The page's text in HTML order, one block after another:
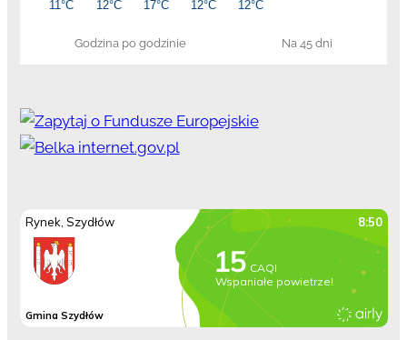
Godzina po godzinie Na 45 dni